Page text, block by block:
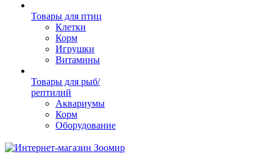
Товары для птиц
Клетки
Корм
Игрушки
Витамины
Товары для рыб/
рептилий
Аквариумы
Корм
Оборудование